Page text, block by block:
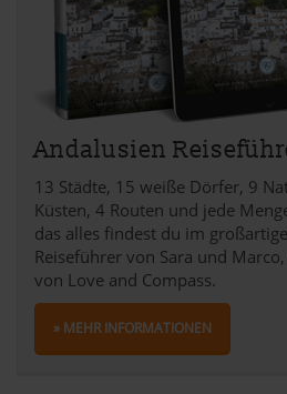
Andalusien
13 Städte, 15 weiße Dörfer, 9
Küsten, 4 Routen und jede
das alles findest du im
Reiseführer von Sara und
von Love and Compass.
» MEHR INFORMATIONEN